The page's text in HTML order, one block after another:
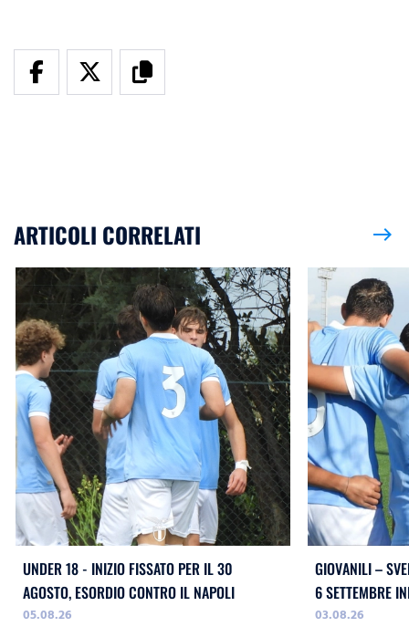
ARTICOLI CORRELATI east
UNDER 18 - INIZIO FISSATO PER IL 30
AGOSTO, ESORDIO CONTRO IL NAPOLI
05.08.26
GIOVANILI –
03.08.26